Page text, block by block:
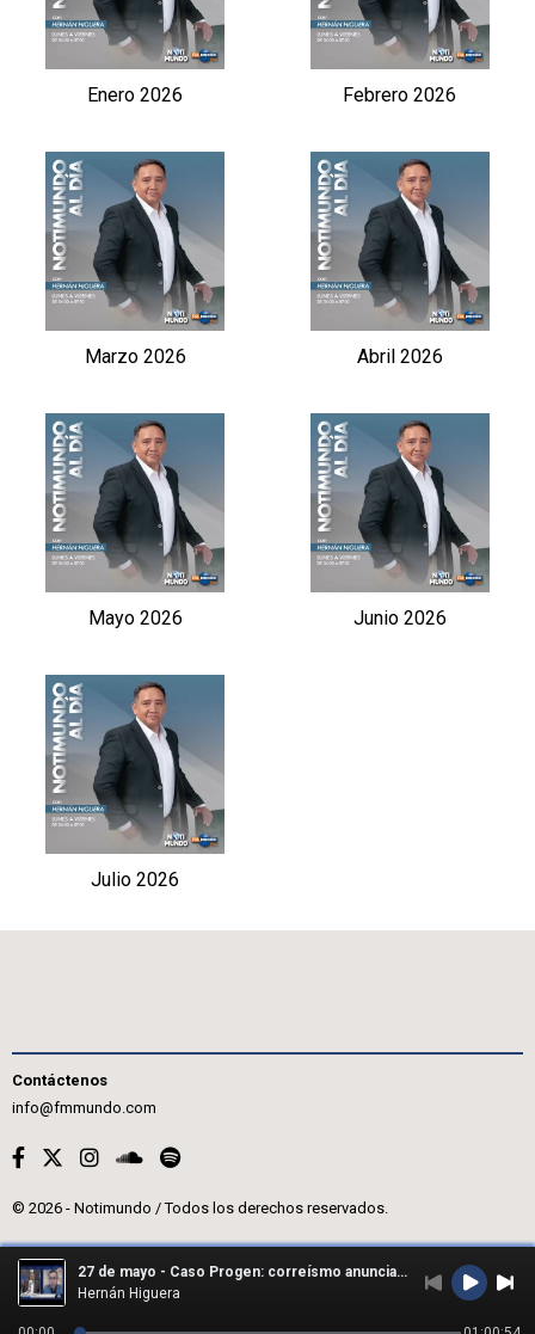
Enero 2026 Febrero 2026
Marzo 2026 Abril 2026
Mayo 2026 Junio 2026
Julio 2026
27 de mayo - Caso Progen: correísmo anuncia juicio político contra Inés Manzano
Hernán Higuera
Contáctenos
info@fmmundo.com
© 2026 - Notimundo / Todos los derechos reservados.